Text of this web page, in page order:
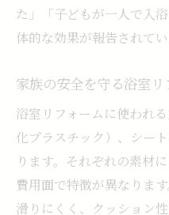
た」「子どもが一人で入
体的な効果が報告されてい
家族の安全を守る浴室
浴室リフォームに使われ
化プラスチック）、シー
ります。それぞれの素材
費用面で特徴が異なりま
滑りにくく、クッション